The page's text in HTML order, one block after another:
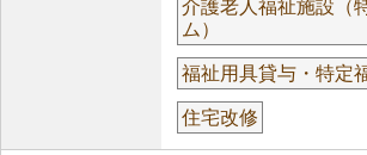
介護老人福祉施設（
ム）
福祉用具貸与・特定
住宅改修